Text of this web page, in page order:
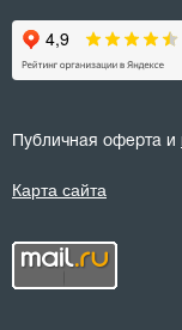
Публичная оферта и
Карта сайта